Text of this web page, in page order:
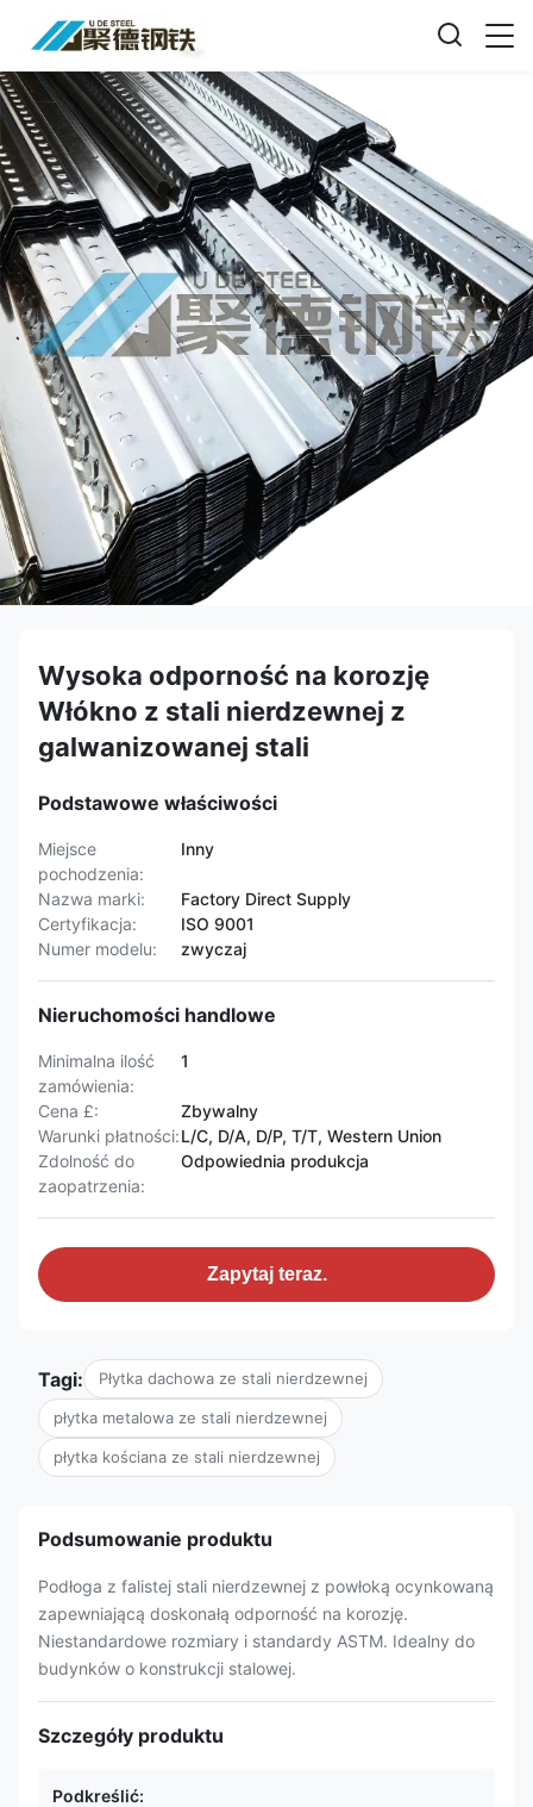
Wysoka odporność na korozję
Włókno z stali nierdzewnej z
galwanizowanej stali
Podstawowe właściwości
Miejsce
pochodzenia:
Inny
Nazwa marki:
Factory Direct Supply
Certyfikacja:
ISO 9001
Numer modelu:
zwyczaj
Nieruchomości handlowe
Minimalna ilość
zamówienia:
1
Cena £:
Zbywalny
Warunki płatności:L/C, D/A, D/P, T/T, Western Union
Zdolność do
zaopatrzenia:
Odpowiednia produkcja
Zapytaj teraz.
Tagi: Płytka dachowa ze stali nierdzewnej
płytka metalowa ze stali nierdzewnej
płytka kościana ze stali nierdzewnej
Podsumowanie produktu
Podłoga z falistej stali nierdzewnej z powłoką ocynkowaną
zapewniającą doskonałą odporność na korozję.
Niestandardowe rozmiary i standardy ASTM. Idealny do
budynków o konstrukcji stalowej.
Szczegóły produktu
Podkreślić: